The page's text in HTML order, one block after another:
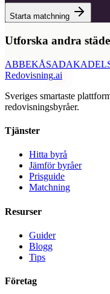
Starta matchning
Utforska andra
ABBEKÅSADAK
Redovisning.ai
Sveriges smartaste
redovisningsbyråer.
Tjänster
Hitta byrå
Jämför byråer
Prisguide
Matchning
Resurser
Guider
Blogg
Tips
Företag